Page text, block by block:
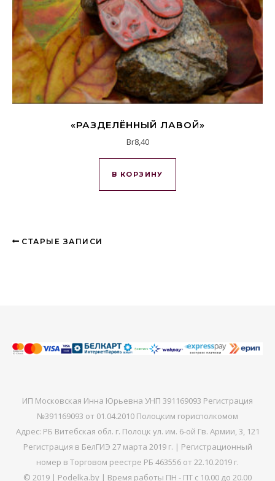
«РАЗДЕЛЁННЫЙ ЛАВОЙ»
Br8,40
В КОРЗИНУ
СТАРЫЕ ЗАПИСИ
ИП Московская Инна Юрьевна УНП 391169093 Регистрация
№391169093 от 01.04.2010 Полоцким горисполкомом
Адрес: РБ Витебская обл. г. Полоцк ул. им. 6-ой Гв. Армии, 3, 121
Регистрация в БелГИЭ 27 марта 2019 г. | Регистрационный
номер в Торговом реестре РБ 463556 от 22.10.2019 г.
© 2019 | Podelka.by | Время работы ПН - ПТ с 10.00 до 20.00